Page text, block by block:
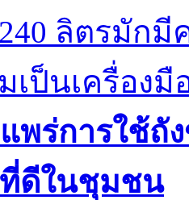
ลิตรมัก
เป็นเครื่องมื
พร่การใช้ถั
ดีในชุมชน